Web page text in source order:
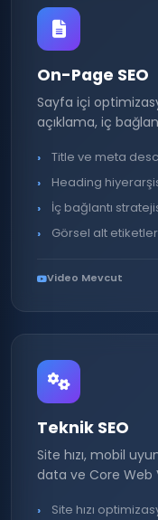
On-Page SEO
Sayfa içi
açıklama, iç
Title ve meta
Heading
İç bağlantı
Görsel alt
Video Mevcut
Teknik SEO
Site hızı, mobil
data ve Core Web
Site hızı